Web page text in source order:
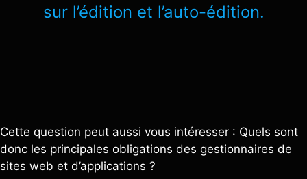
sur l’édition et l’auto-édition.
Cette question peut aussi vous intéresser : Quels sont
donc les principales obligations des gestionnaires de
sites web et d’applications ?